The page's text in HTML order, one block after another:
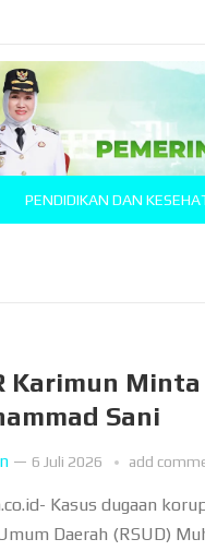
PENDIDIKAN DAN
Karimun
Sani
— 6 Juli 2026 add
Kasus dugaan
Daerah (RSUD)